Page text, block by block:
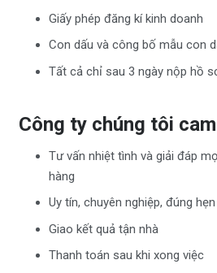
Giấy phép đăng kí kinh doanh
Con dấu và công bố mẫu con
Tất cả chỉ sau 3 ngày nộp hồ
Công ty chúng tôi
Tư vấn nhiệt tình và giải đáp
hàng
Uy tín, chuyên nghiệp, đúng hẹn
Giao kết quả tận nhà
Thanh toán sau khi xong việc